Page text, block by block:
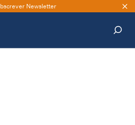
Newsletter